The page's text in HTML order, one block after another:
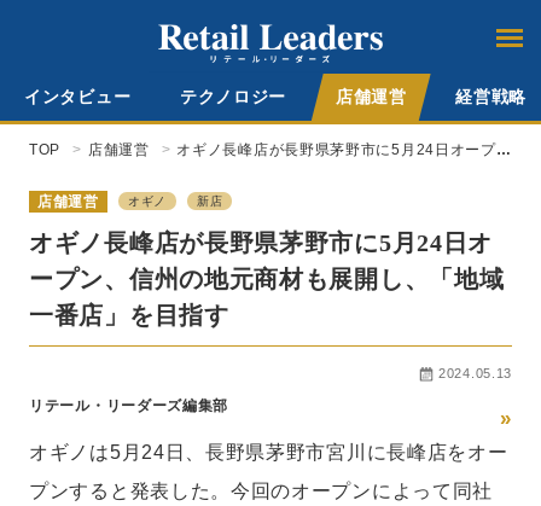
インタビュー テクノロジー 店舗運営 経営戦略
TOP 店舗運営
オギノ長峰店が長野県茅野市に5月24日オープ
を目指す
店舗運営 オギノ 新店
オギノ長峰店が長野県茅野市に5月24日オ
ープン、信州の地元商材も展開し、「地域
一番店」を目指す
2024.05.13
リテール・リーダーズ編集部
»
オギノは5月24日、長野県茅野市宮川に長峰店をオー
プンすると発表した。今回のオープンによって同社